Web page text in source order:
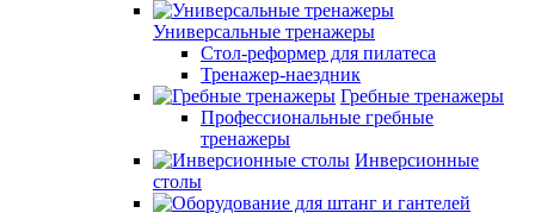
Универсальные тренажеры
Стол-реформер для пилатеса
Тренажер-наездник
Гребные тренажеры
Профессиональные гребные
тренажеры
Инверсионные
столы